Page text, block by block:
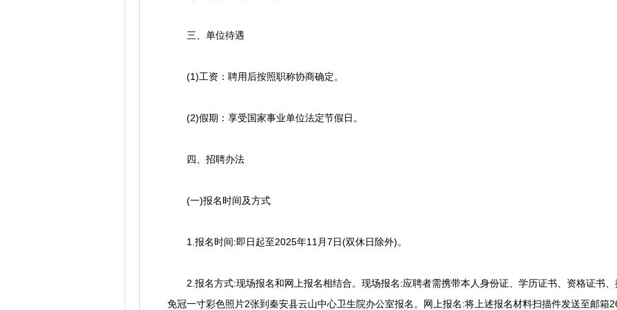
三、单位待遇
(1)工资：聘用后按照职称协商确定。
(2)假期：享受国家事业单位法定节假日。
四、招聘办法
(一)报名时间及方式
1.报名时间:即日起至2025年11月7日(双休日除外)。
2.报名方式:现场报名和网上报名相结合。现场报名:应聘者需携带本人身份证、学历证书、资格证书、
免冠一寸彩色照片2张到秦安县云山中心卫生院办公室报名。网上报名:将上述报名材料扫描件发送至邮箱